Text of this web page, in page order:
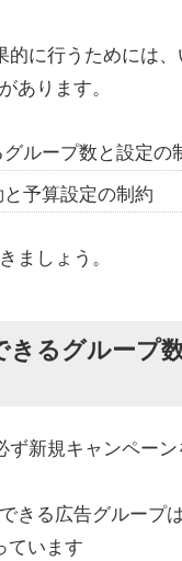
的に行うためには
あります。
ループ数と設定の
予算設定の制約
ましょう。
きるグループ
ず新規キャンペー
きる広告グループ
ています